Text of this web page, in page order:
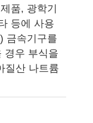
품, 광학기
등에 사용
금속기구를
경우 부식을
질산 나트륨